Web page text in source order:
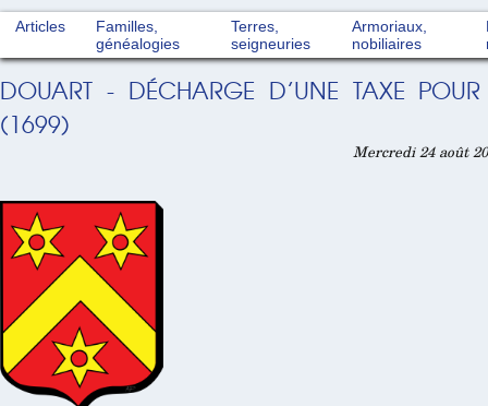
Articles
Familles,
généalogies
Terres,
seigneuries
Armoriaux,
nobiliaires
DOUART - DÉCHARGE D’UNE TAXE POUR
(1699)
Mercredi 24 août